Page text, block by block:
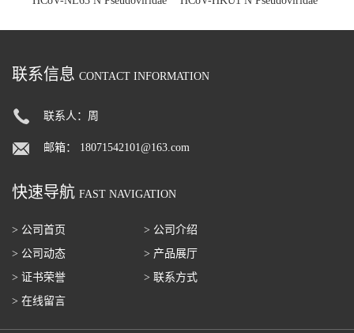
联系信息 CONTACT INFORMATION
联系人：周
邮箱： 18071542101@163.com
快速导航 FAST NAVIGATION
> 公司首页
> 公司介绍
> 公司动态
> 产品展厅
> 证书荣誉
> 联系方式
> 在线留言